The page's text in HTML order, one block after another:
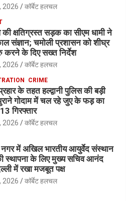
2026 कॉर्बेट हलचल
की क्षतिग्रस्त सड़क का सीएम धामी ने
संज्ञान; चमोली प्रशासन को शीघ्र
करने के दिए सख्त निर्देश
2026 कॉर्बेट हलचल
CRIME
के तहत हल्द्वानी पुलिस की बड़ी
पुराने गोदाम में चल रहे जुए के फड़ का
गिरफ्तार
2026 कॉर्बेट हलचल
में अखिल भारतीय आयुर्वेद संस्थान
स्थापना के लिए मुख्य सचिव आनंद
में रखा मजबूत पक्ष
2026 कॉर्बेट हलचल